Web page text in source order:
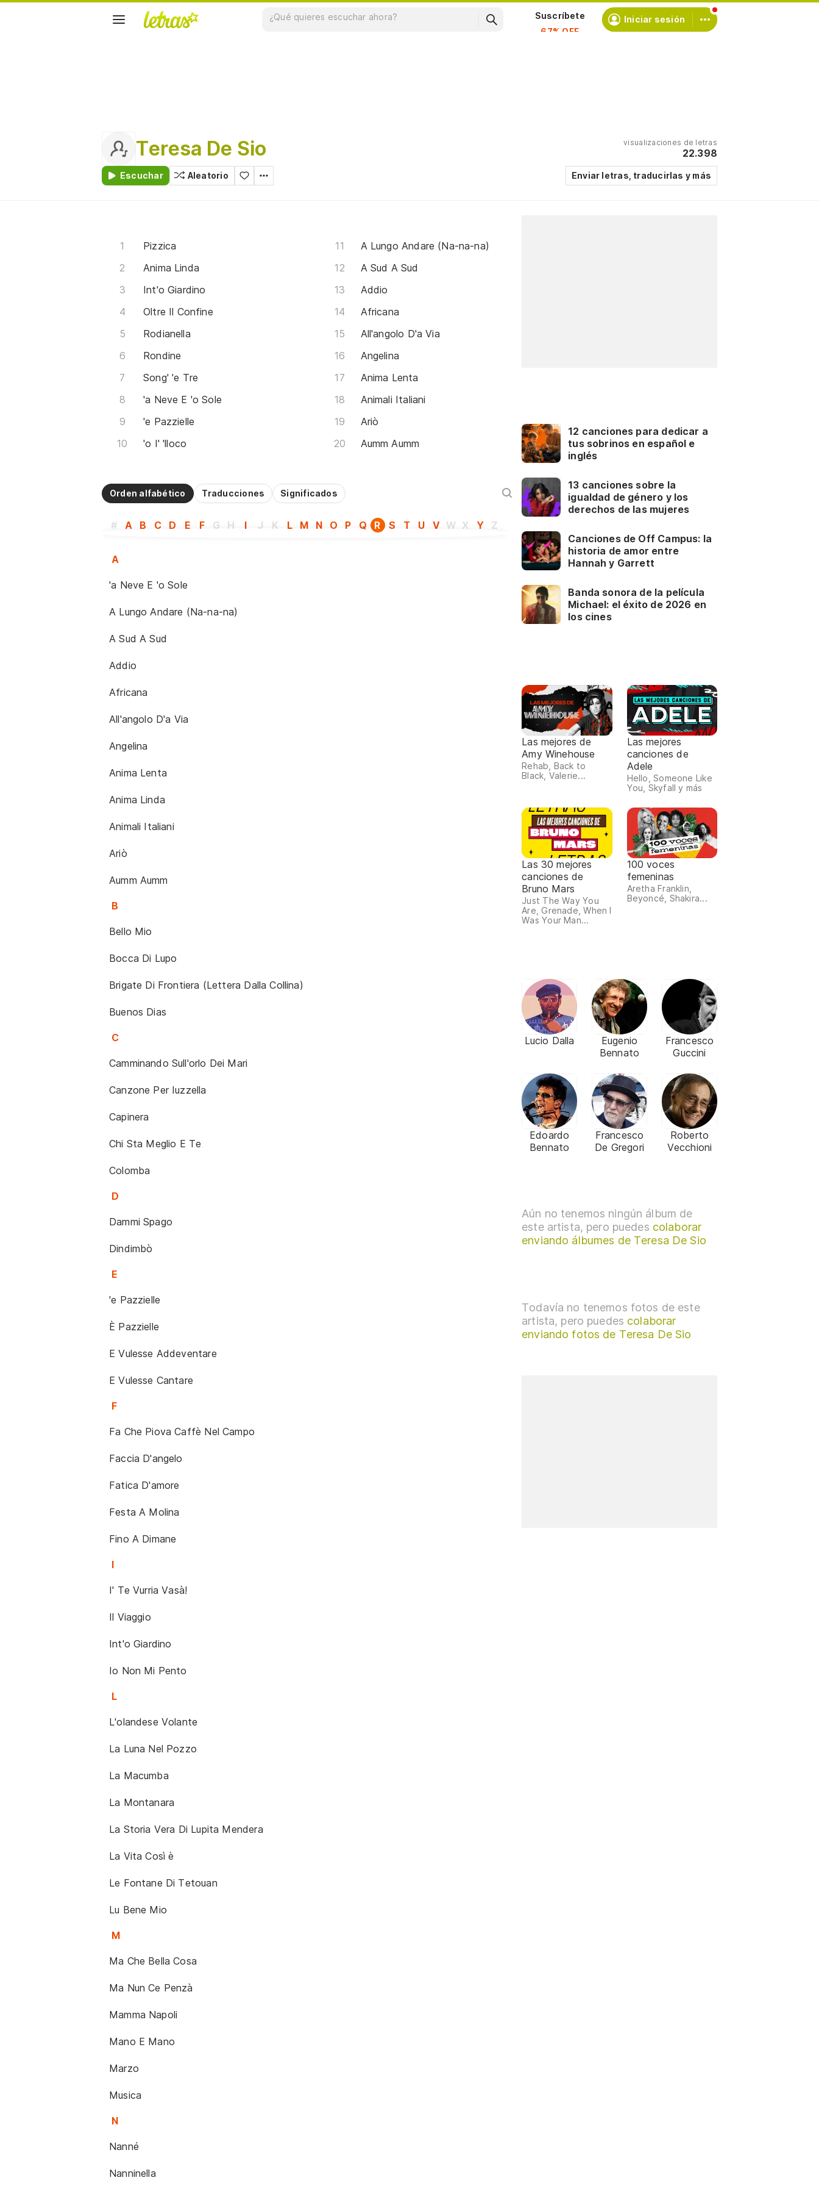
Suscríbete Iniciar sesión
Teresa De Sio
Escuchar Aleatorio
visualizaciones de letras
22.398
Enviar letras, traducirlas y más
Pizzica
Anima Linda
Int'o Giardino
Oltre Il Confine
Rodianella
Rondine
Song' 'e Tre
'a Neve E 'o Sole
'e Pazzielle
'o I' 'lloco
A Lungo Andare (Na-na-na)
A Sud A Sud
Addio
Africana
All'angolo D'a Via
Angelina
Anima Lenta
Animali Italiani
Ariò
Aumm Aumm
Orden alfabético Traducciones Significados
# A B C D E F G H I J K L M N O P Q R S T U V W X Y Z
A
'a Neve E 'o Sole
A Lungo Andare (Na-na-na)
A Sud A Sud
Addio
Africana
All'angolo D'a Via
Angelina
Anima Lenta
Anima Linda
Animali Italiani
Ariò
Aumm Aumm
B
Bello Mio
Bocca Di Lupo
Brigate Di Frontiera (Lettera Dalla Collina)
Buenos Dias
C
Camminando Sull'orlo Dei Mari
Canzone Per Iuzzella
Capinera
Chi Sta Meglio E Te
Colomba
D
Dammi Spago
Dindimbò
E
'e Pazzielle
È Pazzielle
E Vulesse Addeventare
E Vulesse Cantare
F
Fa Che Piova Caffè Nel Campo
Faccia D'angelo
Fatica D'amore
Festa A Molina
Fino A Dimane
I
I' Te Vurria Vasà!
Il Viaggio
Int'o Giardino
Io Non Mi Pento
L
L'olandese Volante
La Luna Nel Pozzo
La Macumba
La Montanara
La Storia Vera Di Lupita Mendera
La Vita Così è
Le Fontane Di Tetouan
Lu Bene Mio
M
Ma Che Bella Cosa
Ma Nun Ce Penzà
Mamma Napoli
Mano E Mano
Marzo
Musica
N
Nanné
Nanninella
12 canciones para dedicar a
tus sobrinos en español e
inglés
13 canciones sobre la
igualdad de género y los
derechos de las mujeres
Canciones de Off Campus: la
historia de amor entre
Hannah y Garrett
Banda sonora de la película
Michael: el éxito de 2026 en
los cines
Las mejores de
Amy Winehouse
Rehab, Back to
Black, Valerie...
Las mejores
canciones de
Adele
Hello, Someone Like
You, Skyfall y más
Las 30 mejores
canciones de
Bruno Mars
Just The Way You
Are, Grenade, When I
Was Your Man...
100 voces
femeninas
Aretha Franklin,
Beyoncé, Shakira...
Lucio Dalla
Eugenio
Bennato
Francesco
Guccini
Edoardo
Bennato
Francesco
De Gregori
Roberto
Vecchioni
Aún no tenemos ningún álbum de
este artista, pero puedes colaborar
enviando álbumes de Teresa De Sio
Todavía no tenemos fotos de este
artista, pero puedes colaborar
enviando fotos de Teresa De Sio